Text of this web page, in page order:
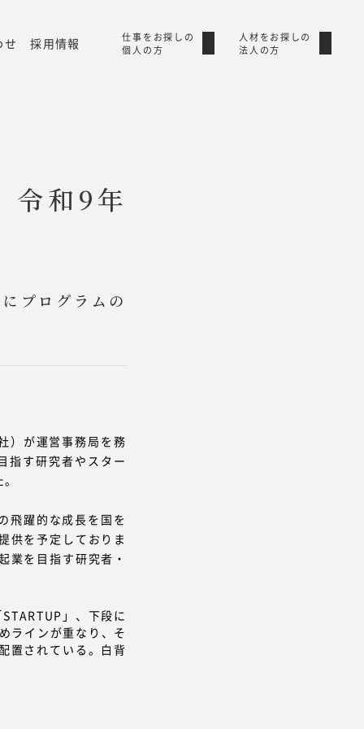
せ 採用情報
仕事をお探しの
個人の方
仕事をお探しの
個人の方
人材をお探しの
法人の方
人材をお探しの
法人の方
令和9年
プログラムの
）が運営事務局を務
指す研究者やスター
飛躍的な成長を国を
供を予定しておりま
業を目指す研究者・